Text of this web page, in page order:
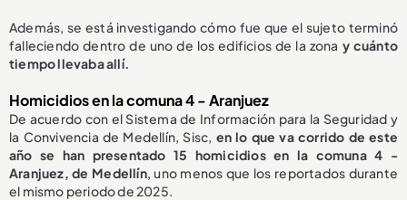
Además, se está investigando cómo fue que el sujeto terminó
falleciendo dentro de uno de los edificios de la zona y cuánto
tiempo llevaba allí.
Homicidios en la comuna 4 - Aranjuez
De acuerdo con el Sistema de Información para la Seguridad y
la Convivencia de Medellín, Sisc, en lo que va corrido de este
año se han presentado 15 homicidios en la comuna 4 -
Aranjuez, de Medellín, uno menos que los reportados durante
el mismo periodo de 2025.